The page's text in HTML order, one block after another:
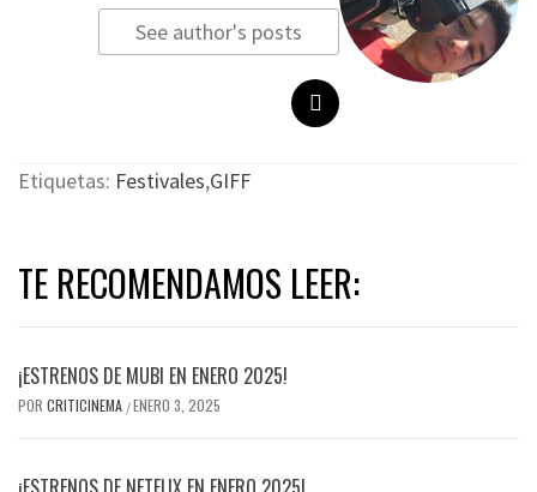
See author's posts
Etiquetas: Festivales,GIFF
TE RECOMENDAMOS LEER:
¡ESTRENOS DE MUBI EN ENERO 2025!
POR CRITICINEMA /ENERO 3, 2025